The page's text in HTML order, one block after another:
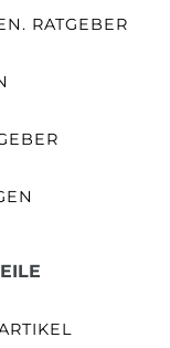
RATGEBER